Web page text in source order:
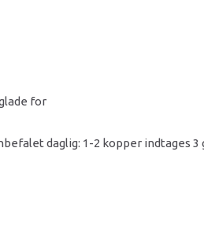
for
daglig: 1-2 kopper indtages 3